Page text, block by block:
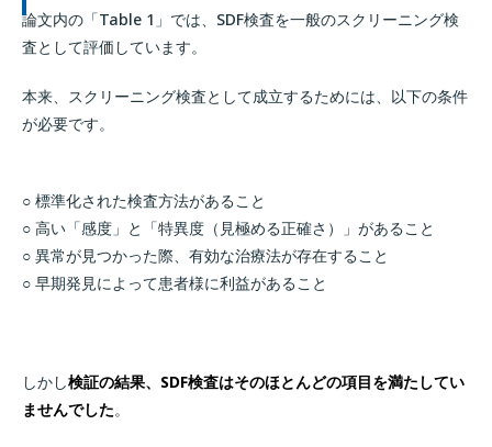
論文内の「Table 1」では、SDF検査を一般のスクリーニング検
査として評価しています。
本来、スクリーニング検査として成立するためには、以下の条件
が必要です。
○ 標準化された検査方法があること
○ 高い「感度」と「特異度（見極める正確さ）」があること
○ 異常が見つかった際、有効な治療法が存在すること
○ 早期発見によって患者様に利益があること
しかし検証の結果、SDF検査はそのほとんどの項目を満たしてい
ませんでした。